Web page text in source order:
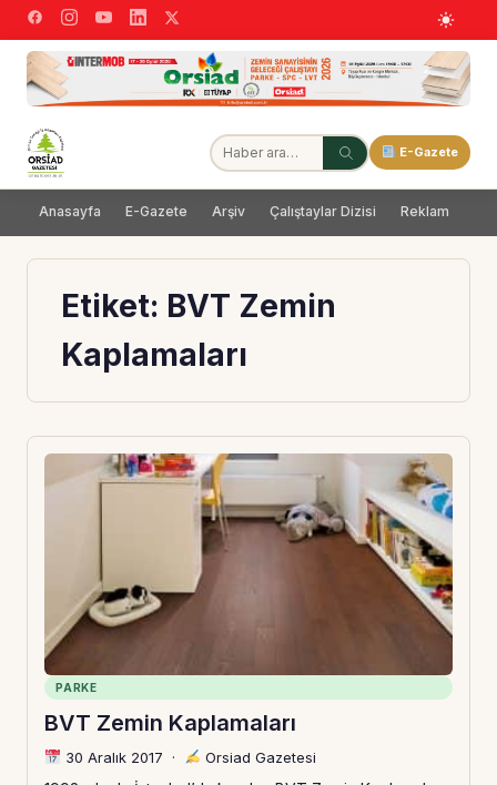
E-Gazete
Anasayfa E-Gazete Arşiv Çalıştaylar Dizisi Reklam
Etiket: BVT Zemin
Kaplamaları
PARKE
BVT Zemin Kaplamaları
30 Aralık 2017 · Orsiad Gazetesi